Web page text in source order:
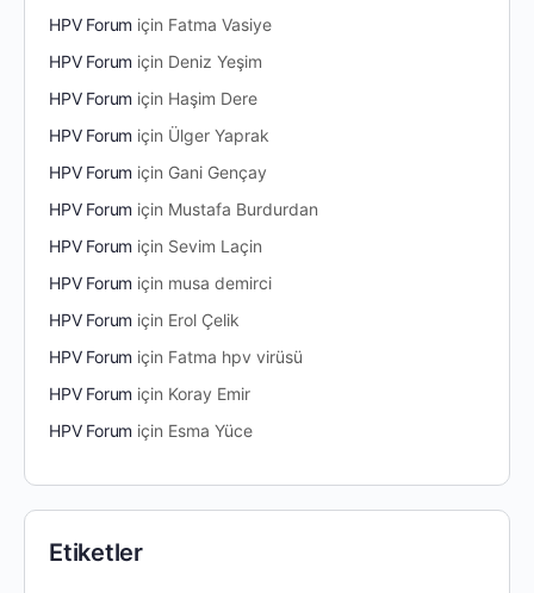
HPV Forum için Fatma Vasiye
HPV Forum için Deniz Yeşim
HPV Forum için Haşim Dere
HPV Forum için Ülger Yaprak
HPV Forum için Gani Gençay
HPV Forum için Mustafa Burdurdan
HPV Forum için Sevim Laçin
HPV Forum için musa demirci
HPV Forum için Erol Çelik
HPV Forum için Fatma hpv virüsü
HPV Forum için Koray Emir
HPV Forum için Esma Yüce
Etiketler